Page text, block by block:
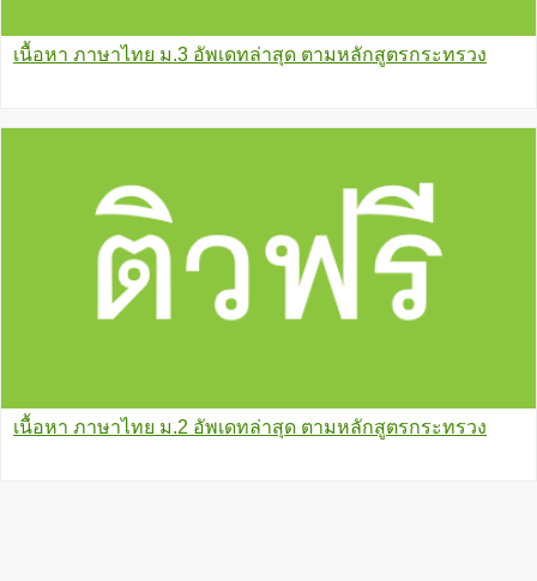
เนื้อหา ภาษาไทย ม.3 อัพเดทล่าสุด ตามหลักสูตรกระทรวง
เนื้อหา ภาษาไทย ม.2 อัพเดทล่าสุด ตามหลักสูตรกระทรวง